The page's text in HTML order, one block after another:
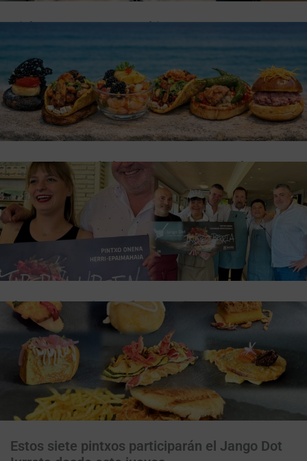
Kiska, Sagarra y Batzoki se coronan en un
Concurso de Pintxos de Ermua
junio 18, 2026 JANGO DOT
Una veintena de bares participan en el
concurso de pintxos de Ermua
junio 7, 2026 JANGO DOT
Ikuspegi Berria y Taberna Urien se imponen en
Jango DOT Iurreta
mayo 21, 2026 JANGO DOT
Estos siete pintxos participarán el Jango Dot